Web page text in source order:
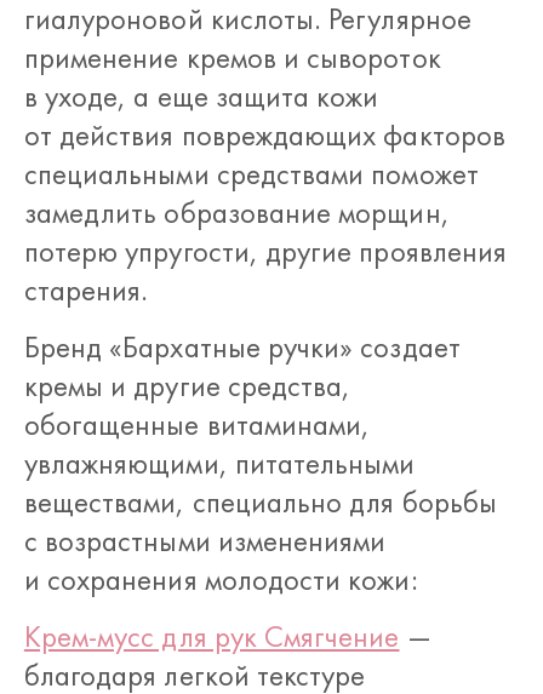
гиалуроновой кислоты. Регулярное
применение кремов и сывороток
в уходе, а еще защита кожи
от действия повреждающих факторов
специальными средствами поможет
замедлить образование морщин,
потерю упругости, другие проявления
старения.
Бренд «Бархатные ручки» создает
кремы и другие средства,
обогащенные витаминами,
увлажняющими, питательными
веществами, специально для борьбы
с возрастными изменениями
и сохранения молодости кожи:
Крем-мусс для рук Смягчение —
благодаря легкой текстуре